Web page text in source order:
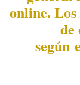
online. Los
de
según